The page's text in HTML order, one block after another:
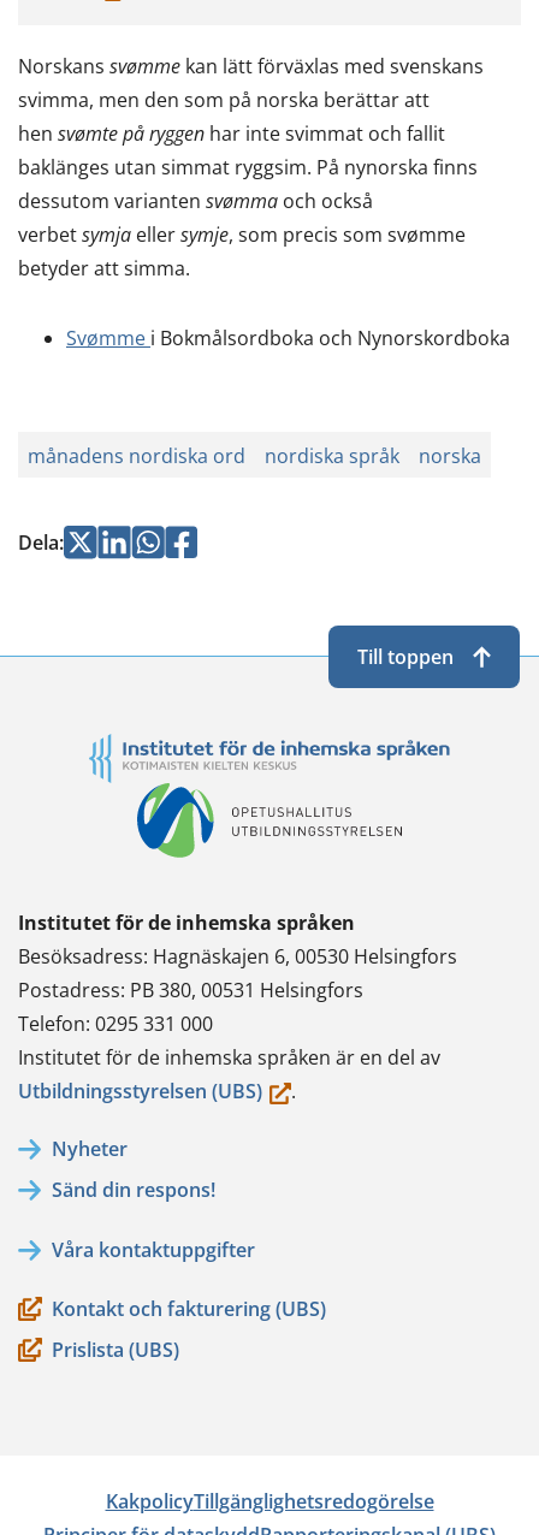
fönster,
flyttar
en
tjänst)
Norskans svømme kan lätt förväxlas med svenskans
svimma, men den som på norska berättar att
hen svømte på ryggen har inte svimmat och fallit
baklänges utan simmat ryggsim. På nynorska finns
dessutom varianten svømma och också
verbetsymja ellersymje, som precis som svømme
betyder att simma.
Svømme i Bokmålsordboka och Nynorskordboka
månadens nordiska ord nordiska språk norska
Dela:Jaa Jaa Jaa
Jaa
Institutet för de inhemska språken
Besöksadress: Hagnäskajen 6, 00530 Helsingfors
Postadress: PB 380, 00531 Helsingfors
Telefon: 0295 331 000
Institutet för de inhemska språken är en del av
Utbildningsstyrelsen (UBS)(du.
Nyheter
Sänd din respons!
Våra kontaktuppgifter
Kontakt och fakturering (UBS)
Prislista (UBS)
KakpolicyTillgänglighetsredogörelse
Till toppen